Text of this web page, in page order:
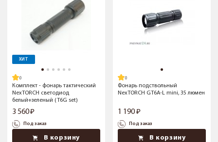
ХИТ
Комплект - фонарь тактический
NexTORCH светодиод
белый+зеленый (T6G set)
3 560
Под заказ
В корзину
Фонарь подствольный
NexTORCH GT6A-L mini, 35 люмен
1 190
Под заказ
В корзину